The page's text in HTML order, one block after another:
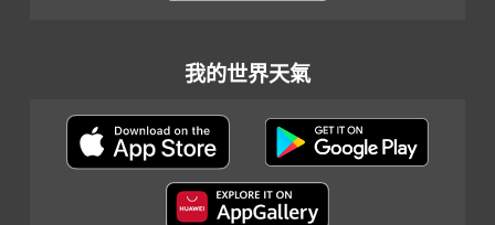
我的世界天氣